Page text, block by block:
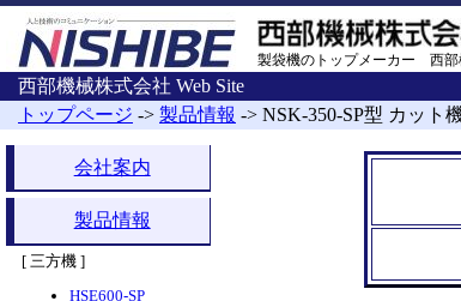
製袋機のトップメーカー 西部
西部機械株式会社 Web Site
トップページ -> 製品情報 -> NSK-350-SP型 カット
会社案内
製品情報
[ 三方機 ]
HSE600-SP